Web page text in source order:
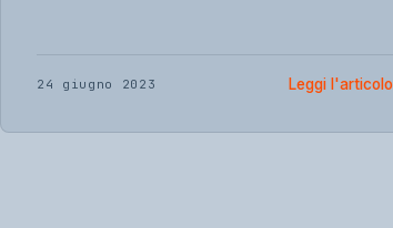
24 giugno 2023 Leggi l'articolo